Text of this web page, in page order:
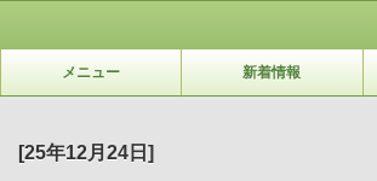
メニュー 新着情報
[25年12月24日]